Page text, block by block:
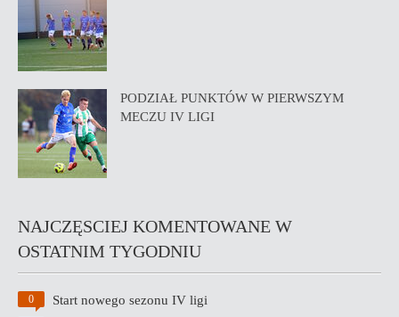
PODZIAŁ PUNKTÓW W PIERWSZYM
MECZU IV LIGI
NAJCZĘSCIEJ KOMENTOWANE W
OSTATNIM TYGODNIU
0 Start nowego sezonu IV ligi